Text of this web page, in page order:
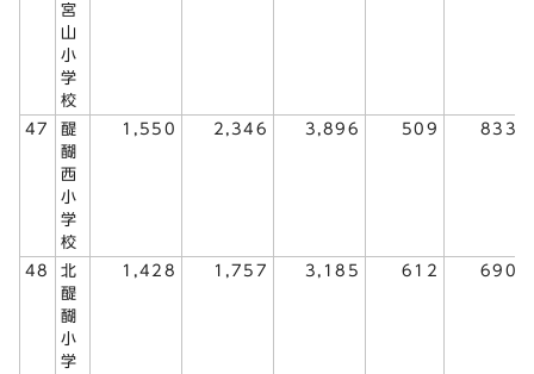
宮
山
小
学
校
47
醍
醐
西
小
学
校
1,550 2,346 3,896 509 833
48
北
醍
醐
小
学
1,428 1,757 3,185 612 690